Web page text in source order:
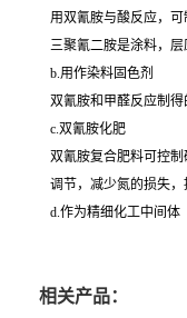
用双氰胺与酸反应，
三聚氰二胺是涂料，层
b.用作染料固色剂
双氰胺和甲醛反应制得
c.双氰胺化肥
双氰胺复合肥料可控
调节，减少氮的损失，
d.作为精细化工中间体
相关产品：